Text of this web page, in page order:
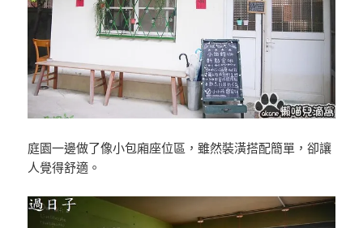
庭園一邊做了像小包廂座位區，雖然裝潢搭配簡單，卻讓
人覺得舒適。